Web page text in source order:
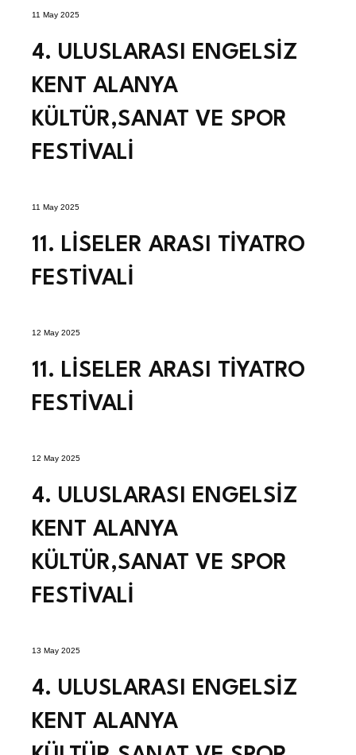
11 May 2025
4. ULUSLARASI ENGELSİZ
KENT ALANYA
KÜLTÜR,SANAT VE SPOR
FESTİVALİ
11 May 2025
11. LİSELER ARASI TİYATRO
FESTİVALİ
12 May 2025
11. LİSELER ARASI TİYATRO
FESTİVALİ
12 May 2025
4. ULUSLARASI ENGELSİZ
KENT ALANYA
KÜLTÜR,SANAT VE SPOR
FESTİVALİ
13 May 2025
4. ULUSLARASI ENGELSİZ
KENT ALANYA